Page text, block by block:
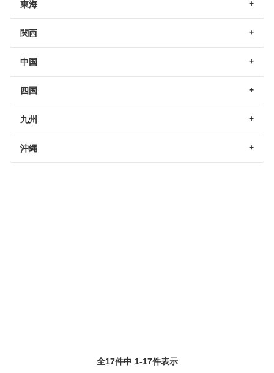
東海
関西
中国
四国
九州
沖縄
全17件中 1-17件表示